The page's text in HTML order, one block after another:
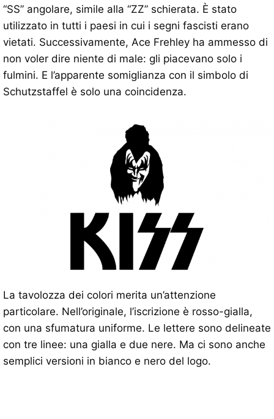
“SS” angolare, simile alla “ZZ” schierata. È stato
utilizzato in tutti i paesi in cui i segni fascisti erano
vietati. Successivamente, Ace Frehley ha ammesso di
non voler dire niente di male: gli piacevano solo i
fulmini. E l’apparente somiglianza con il simbolo di
Schutzstaffel è solo una coincidenza.
La tavolozza dei colori merita un’attenzione
particolare. Nell’originale, l’iscrizione è rosso-gialla,
con una sfumatura uniforme. Le lettere sono delineate
con tre linee: una gialla e due nere. Ma ci sono anche
semplici versioni in bianco e nero del logo.